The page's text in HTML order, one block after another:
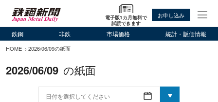
電子版1カ月無料で
試読できます
お申し込み
鉄鋼 非鉄 市場価格 統計・販価情報
HOME 2026/06/09の紙面
2026/06/09 の紙面